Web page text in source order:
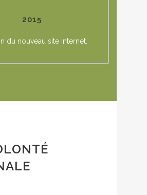
2015
du nouveau site internet.